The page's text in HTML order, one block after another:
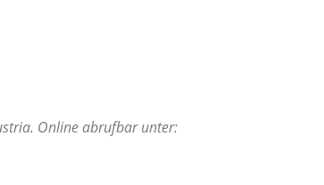
Online abrufbar unter: